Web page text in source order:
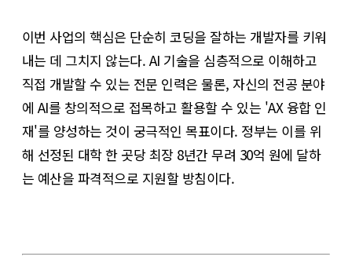
이번 사업의 핵심은 단순히 코딩을 잘하는 개발자를 키워
내는 데 그치지 않는다. AI 기술을 심층적으로 이해하고
직접 개발할 수 있는 전문 인력은 물론, 자신의 전공 분야
에 AI를 창의적으로 접목하고 활용할 수 있는 'AX 융합 인
재'를 양성하는 것이 궁극적인 목표이다. 정부는 이를 위
해 선정된 대학 한 곳당 최장 8년간 무려 30억 원에 달하
는 예산을 파격적으로 지원할 방침이다.